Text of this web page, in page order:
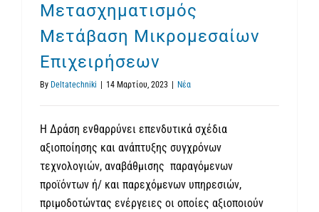
Μετασχηματισμός
Μετάβαση Μικρομεσαίων
Επιχειρήσεων
By Deltatechniki 14 Μαρτίου, 2023 Νέα
Η Δράση ενθαρρύνει επενδυτικά σχέδια
αξιοποίησης και ανάπτυξης συγχρόνων
τεχνολογιών, αναβάθμισης παραγόμενων
προϊόντων ή/ και παρεχόμενων υπηρεσιών,
πριμοδοτώντας ενέργειες οι οποίες αξιοποιούν